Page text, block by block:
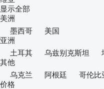
显示全部
美洲
墨西哥
美国
亚洲
土耳其
乌兹别克斯坦
其他
乌克兰
阿根廷 哥伦比
价格